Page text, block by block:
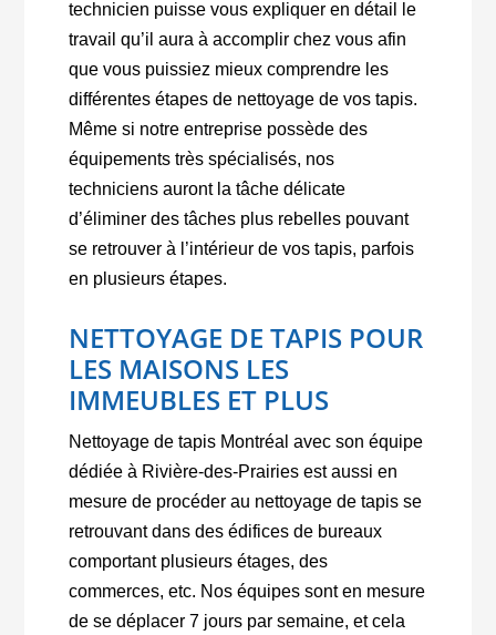
technicien puisse vous expliquer en détail le
travail qu’il aura à accomplir chez vous afin
que vous puissiez mieux comprendre les
différentes étapes de nettoyage de vos tapis.
Même si notre entreprise possède des
équipements très spécialisés, nos
techniciens auront la tâche délicate
d’éliminer des tâches plus rebelles pouvant
se retrouver à l’intérieur de vos tapis, parfois
en plusieurs étapes.
NETTOYAGE DE TAPIS POUR
LES MAISONS LES
IMMEUBLES ET PLUS
Nettoyage de tapis Montréal avec son équipe
dédiée à Rivière-des-Prairies est aussi en
mesure de procéder au nettoyage de tapis se
retrouvant dans des édifices de bureaux
comportant plusieurs étages, des
commerces, etc. Nos équipes sont en mesure
de se déplacer 7 jours par semaine, et cela